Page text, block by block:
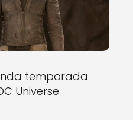
temporada
Universe